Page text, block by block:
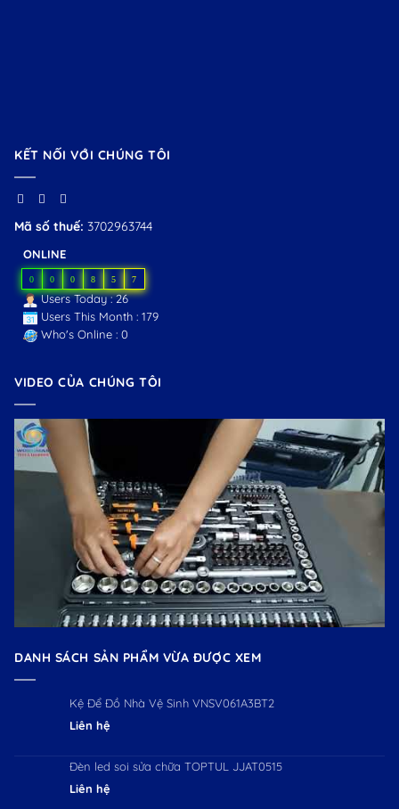
KẾT NỐI VỚI CHÚNG TÔI
Mã số thuế: 3702963744
ONLINE
0 0 0 8 5 7
Users Today : 26
Users This Month : 179
Who's Online : 0
VIDEO CỦA CHÚNG TÔI
DANH SÁCH SẢN PHẨM VỪA ĐƯỢC XEM
Kệ Để Đồ Nhà Vệ Sinh VNSV061A3BT2
Liên hệ
Đèn led soi sửa chữa TOPTUL JJAT0515
Liên hệ